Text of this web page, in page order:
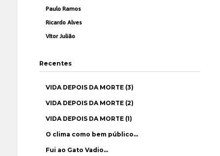
Paulo Ramos
Ricardo Alves
Vítor Julião
Recentes
VIDA DEPOIS DA MORTE (3)
VIDA DEPOIS DA MORTE (2)
VIDA DEPOIS DA MORTE (1)
O clima como bem público…
Fui ao Gato Vadio…